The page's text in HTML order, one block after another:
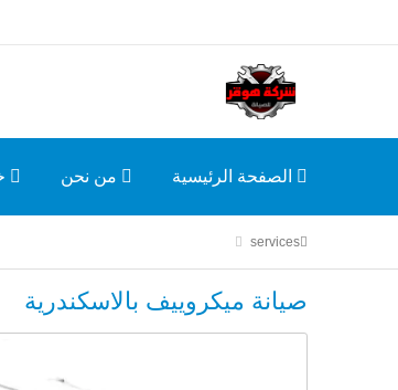
الصفحة الرئيسية من نحن
services
صيانة ميكروييف بالاسكندرية